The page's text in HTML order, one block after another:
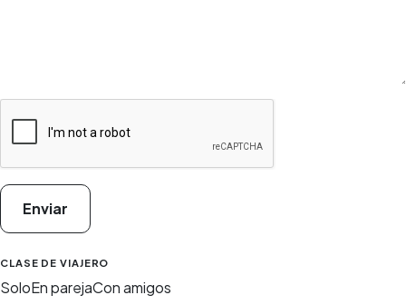
Enviar
CLASE DE VIAJERO
SoloEn parejaCon amigos